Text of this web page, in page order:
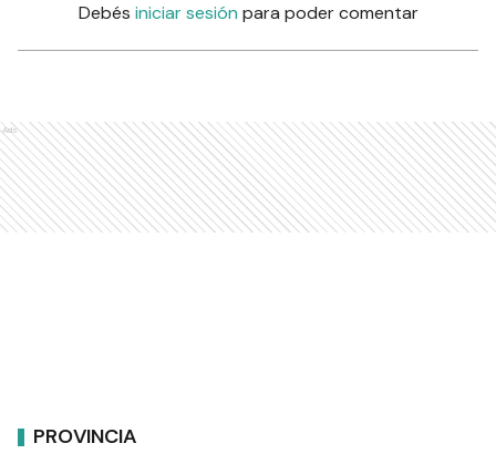
Debés iniciar sesión para poder comentar
Ads
PROVINCIA